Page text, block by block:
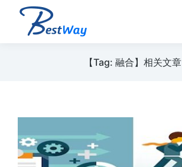
【Tag: 融合】相关文章